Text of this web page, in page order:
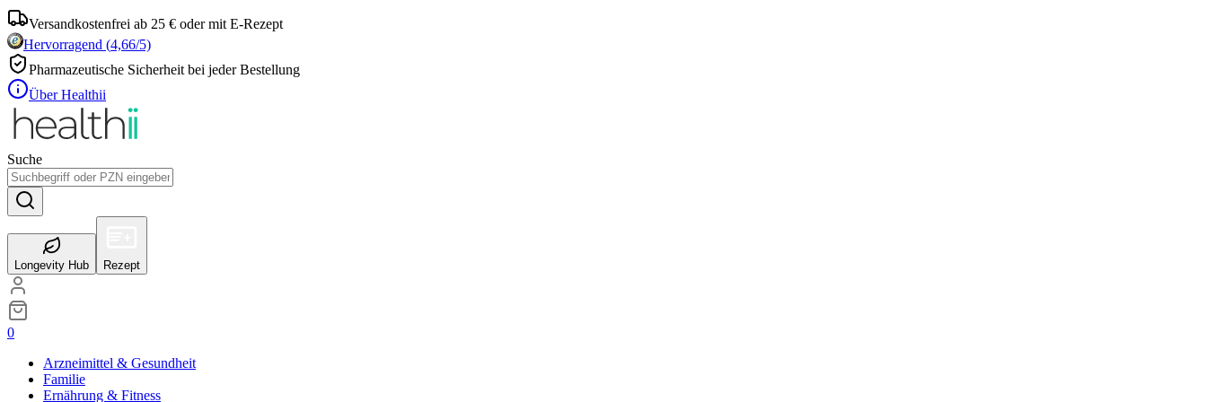
Versandkostenfrei ab 25 € oder mit E-Rezept
Hervorragend (4,66/5)
Pharmazeutische Sicherheit bei jeder Bestellung
Über Healthii
Suche
Longevity Hub Rezept
0
Arzneimittel & Gesundheit
Familie
Ernährung & Fitness